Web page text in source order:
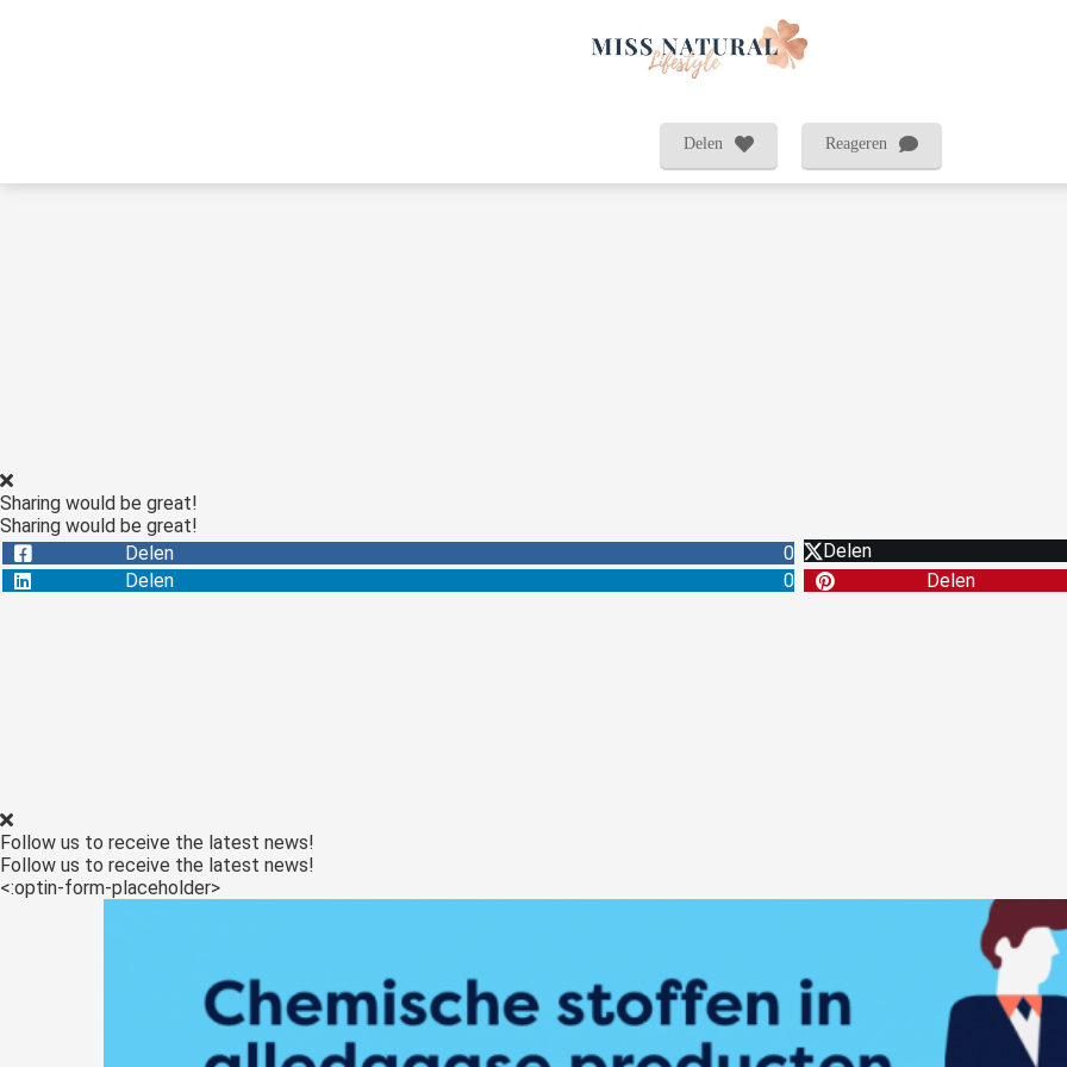
Delen Reageren
Sharing would be great!
Sharing would be great!
Delen
0
Delen
Delen
0 Delen
Follow us to receive the latest news!
Follow us to receive the latest news!
<:optin-form-placeholder>